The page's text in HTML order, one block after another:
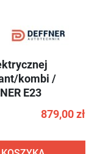
kombi /
E23
879,00 zł